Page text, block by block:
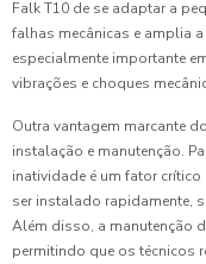
Falk T10 de se adaptar a
falhas mecânicas e amplia
especialmente importante
vibrações e choques
Outra vantagem marcante
instalação e manutenção.
inatividade é um fator
ser instalado rapidamente,
Além disso, a manutenção
permitindo que os técnicos